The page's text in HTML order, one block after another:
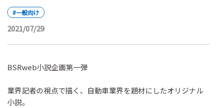
#一般向け
2021/07/29
BSRweb小説企画第一弾
業界記者の視点で描く、自動車業界を題材にしたオリジナル
小説。